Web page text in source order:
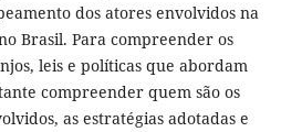
dos atores envolvidos na
Brasil. Para compreender os
leis e políticas que abordam
compreender quem são os
as estratégias adotadas e